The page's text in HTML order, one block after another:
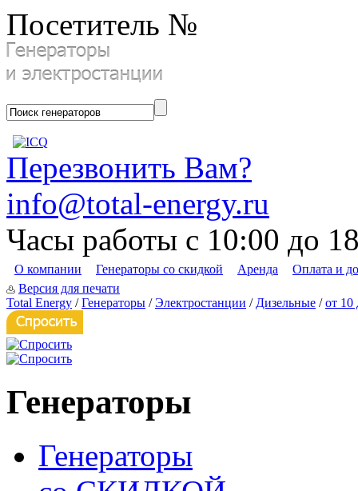
Посетитель №
Перезвонить Вам?
info@total-energy.ru
Часы работы с 10:00 до
О компании Генераторы со скидкой Аренда
Оплата и
Версия для печати
Total Energy /Генераторы /Электростанции / Дизельные /от 10
Генераторы
Генераторы